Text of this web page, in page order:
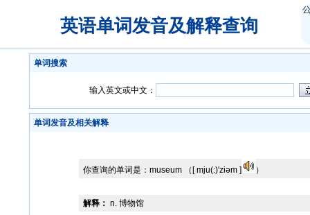
英语单词发音及解释查询
单词搜索
输入英文或中文：
单词发音及相关解释
你查询的单词是： museum （[ mju(:)'ziəm ] ）
解释： n. 博物馆